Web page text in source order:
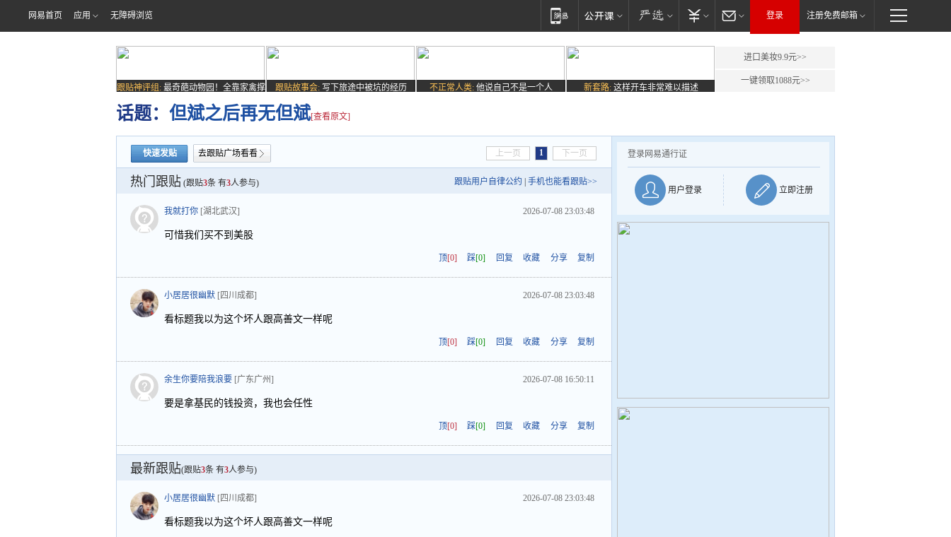
网易首页 应用 无障碍浏览 登录 注册免费邮箱
跟贴神评组: 最奇葩动物园！全靠家禽撑
场子
跟贴故事会: 写下旅途中被坑的经历 不正常人类: 他说自己不是一个人 新套路: 这样开车非常难以描述
进口美妆9.9元>>
一键领取1088元>>
话题： 但斌之后再无但斌[查看原文]
快速发贴 去跟贴广场看看 上一页 1 下一页
热门跟贴 (跟贴3条 有3人参与) 跟贴用户自律公约 手机也能看跟贴>>
我就打你 [湖北武汉] 2026-07-08 23:03:48
可惜我们买不到美股
顶[0] 踩[0] 回复 收藏 分享 复制
小居居很幽默 [四川成都] 2026-07-08 23:03:48
看标题我以为这个坏人跟高善文一样呢
顶[0] 踩[0] 回复 收藏 分享 复制
余生你要陪我浪要 [广东广州] 2026-07-08 16:50:11
要是拿基民的钱投资，我也会任性
顶[0] 踩[0] 回复 收藏 分享 复制
最新跟贴(跟贴3条 有3人参与)
小居居很幽默 [四川成都] 2026-07-08 23:03:48
看标题我以为这个坏人跟高善文一样呢
登录网易通行证
用户登录 立即注册